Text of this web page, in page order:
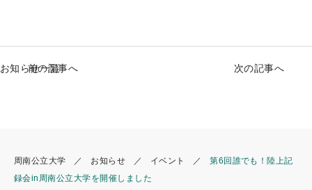
e
b
l
e
前の記事へ 次の記事へ
お知らせ一覧
周南公立大学 お知らせ イベント
第6回誰でも！陸上記
録会in周南公立大学を開催しました